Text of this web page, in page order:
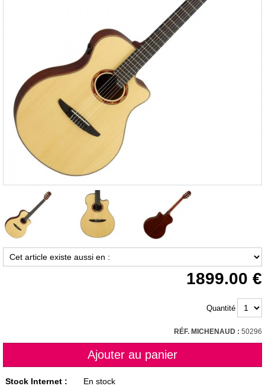
1899.00
Quantité
RÉF. MICHENAUD : 50296
Stock Internet :
En stock